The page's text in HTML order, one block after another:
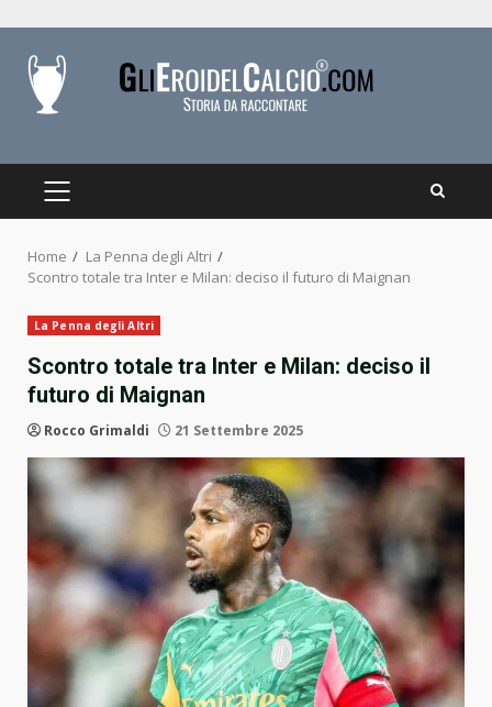
content
PRIMARY
Home
La Penna degli Altri
Scontro totale tra Inter e Milan: deciso il futuro di Maignan
La Penna degli Altri
Scontro totale tra Inter e Milan: deciso il
futuro di Maignan
Rocco Grimaldi 21 Settembre 2025